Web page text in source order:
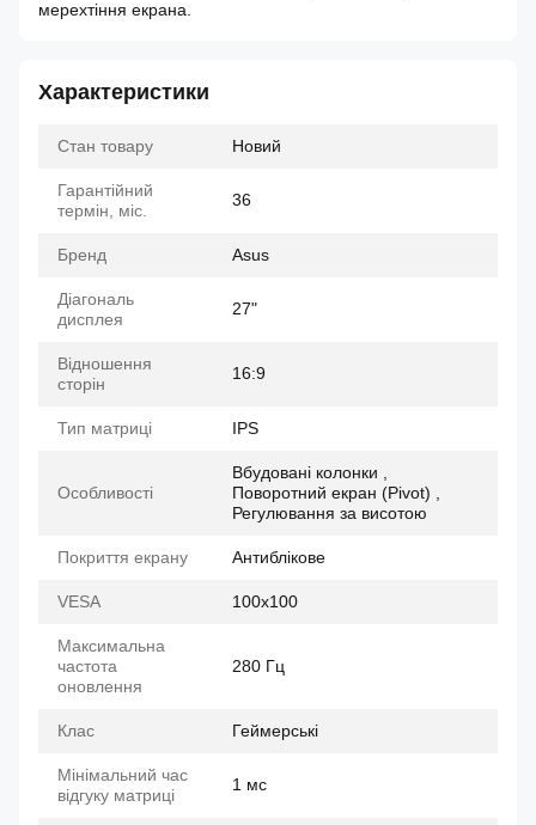
мерехтіння екрана.
Характеристики
Стан товару Новий
Гарантійний
термін, міс.
36
Бренд Asus
Діагональ
дисплея
27"
Відношення
сторін
16:9
Тип матриці IPS
Особливості
Вбудовані колонки ,
Поворотний екран (Pivot) ,
Регулювання за висотою
Покриття екрану Антиблікове
VESA 100x100
Максимальна
частота
оновлення
280 Гц
Клас Геймерські
Мінімальний час
відгуку матриці
1 мс